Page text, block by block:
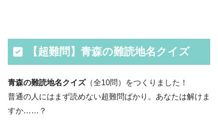
【超難問】青森の難読地名クイズ
青森の難読地名クイズ（全10問）をつくりました！
普通の人にはまず読めない超難問ばかり。あなたは解けま
すか……？